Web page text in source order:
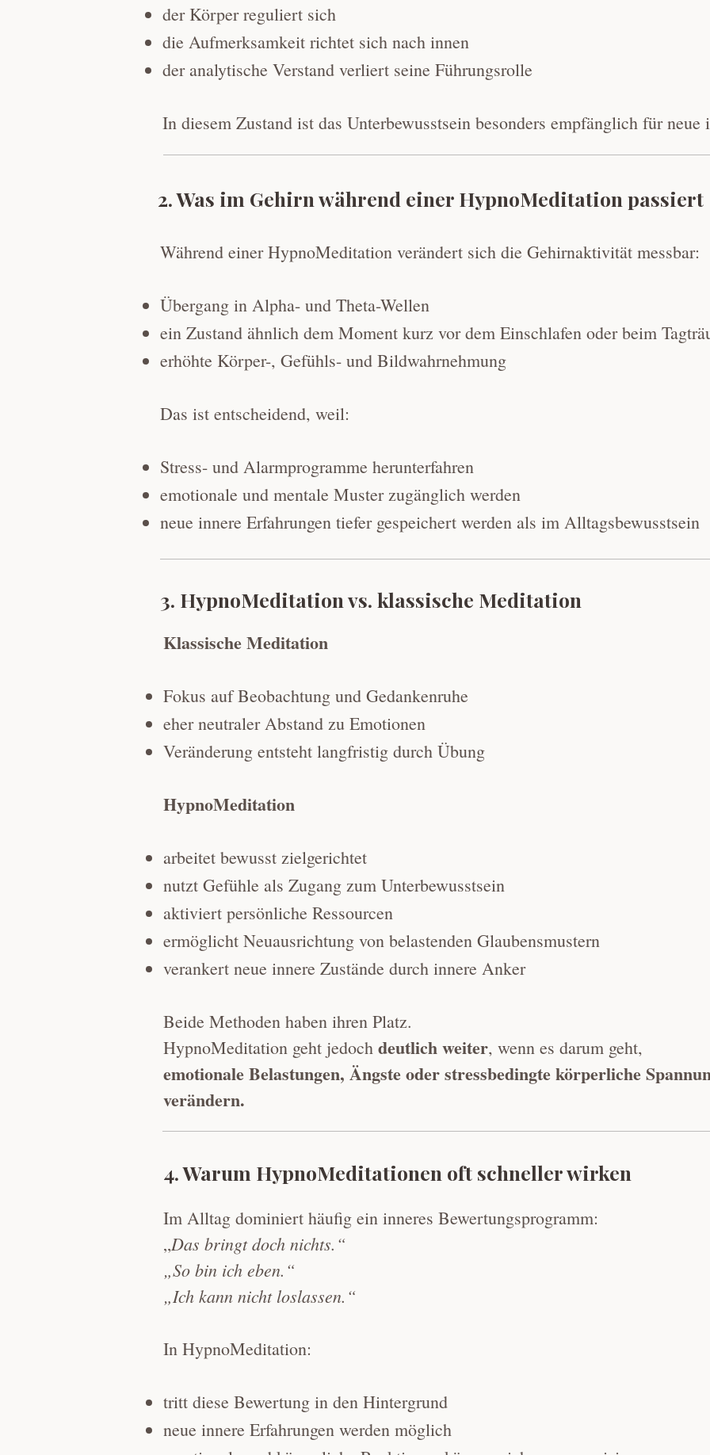
der Körper reguliert sich
die Aufmerksamkeit richtet sich nach innen
der analytische Verstand verliert seine Führungsrolle
In diesem Zustand ist das Unterbewusstsein besonders empfänglich für neue
2. Was im Gehirn während einer HypnoMeditation passiert
Während einer HypnoMeditation verändert sich die Gehirnaktivität messbar:
Übergang in Alpha- und Theta-Wellen
ein Zustand ähnlich dem Moment kurz vor dem Einschlafen oder beim
erhöhte Körper-, Gefühls- und Bildwahrnehmung
Das ist entscheidend, weil:
Stress- und Alarmprogramme herunterfahren
emotionale und mentale Muster zugänglich werden
neue innere Erfahrungen tiefer gespeichert werden als im Alltagsbewusstsein
3. HypnoMeditation vs. klassische Meditation
Klassische Meditation
Fokus auf Beobachtung und Gedankenruhe
eher neutraler Abstand zu Emotionen
Veränderung entsteht langfristig durch Übung
HypnoMeditation
arbeitet bewusst zielgerichtet
nutzt Gefühle als Zugang zum Unterbewusstsein
aktiviert persönliche Ressourcen
ermöglicht Neuausrichtung von belastenden Glaubensmustern
verankert neue innere Zustände durch innere Anker
Beide Methoden haben ihren Platz.
HypnoMeditation geht jedoch deutlich weiter, wenn es darum geht,
emotionale Belastungen, Ängste oder stressbedingte körperliche
verändern.
4. Warum HypnoMeditationen oft schneller wirken
Im Alltag dominiert häufig ein inneres Bewertungsprogramm:
„Das bringt doch nichts.“
„So bin ich eben.“
„Ich kann nicht loslassen.“
In HypnoMeditation:
tritt diese Bewertung in den Hintergrund
neue innere Erfahrungen werden möglich